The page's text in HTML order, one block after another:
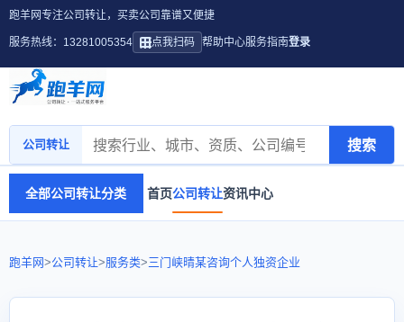
跑羊网专注公司转让，买卖公司靠谱又便捷
服务热线：13281005354 点我扫码 帮助中心服务指南登录
公司转让 搜索
全部公司转让分类 首页公司转让资讯中心
跑羊网>公司转让>服务类>三门峡晴某咨询个人独资企业